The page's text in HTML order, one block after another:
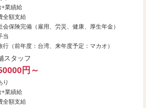
業績給
全額支給
保険完備（雇用、労災、健康、厚生年金）
当
（前年度：台湾、来年度予定：マカオ）
スタッフ
円～
り
業績給
全額支給